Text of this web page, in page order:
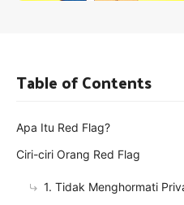
Table of Contents
Apa Itu Red Flag?
Ciri-ciri Orang Red Flag
1. Tidak Menghormati